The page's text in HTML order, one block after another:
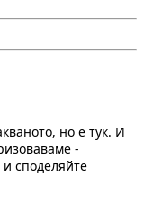
но е тук. И
-
споделяйте